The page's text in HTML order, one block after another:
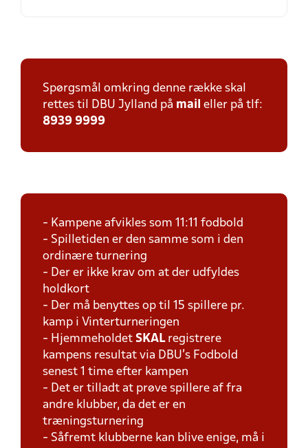
Spørgsmål omkring denne række skal
rettes til DBU Jylland på mail eller på tlf:
8939 9999
- Kampene afvikles som 11:11 fodbold
- Spilletiden er den samme som i den
ordinære turnering
- Der er ikke krav om at der udfyldes
holdkort
- Der må benyttes op til 15 spillere pr.
kamp i Vinterturneringen
- Hjemmeholdet SKAL registrere
kampens resultat via DBU's Fodbold
senest 1 time efter kampen
- Det er tilladt at prøve spillere af fra
andre klubber, da det er en
træningsturnering
- Såfremt klubberne kan blive enige, må i